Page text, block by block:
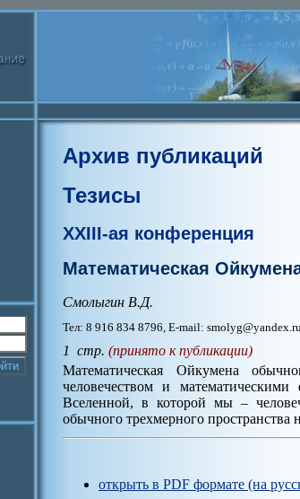
Архив публикаций
Тезисы
XXIII-ая конференция
Математическая
Смолыгин В.Д.
Тел: 8 916 834 8796, E-mail:
1 стр. (принято к публикации)
Математическая Ойкумена
человечеством и
Вселенной, в которой мы –
обычного трехмерного
открыть в PDF формате (на